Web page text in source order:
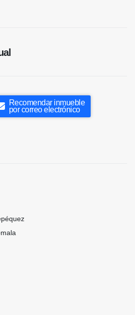
Recomendar inmueble
por correo electrónico